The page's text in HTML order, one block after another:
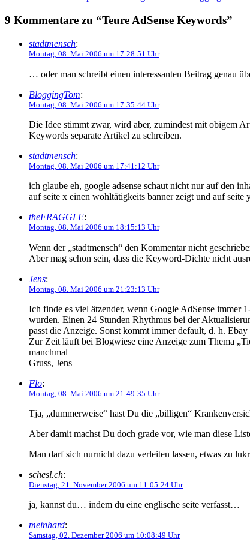
9 Kommentare zu “Teure AdSense Keywords”
stadtmensch:
Montag, 08. Mai 2006 um 17:28:51 Uhr
… oder man schreibt einen interessanten Beitrag genau
BloggingTom:
Montag, 08. Mai 2006 um 17:35:44 Uhr
Die Idee stimmt zwar, wird aber, zumindest mit obigem
Keywords separate Artikel zu schreiben.
stadtmensch:
Montag, 08. Mai 2006 um 17:41:12 Uhr
ich glaube eh, google adsense schaut nicht nur auf den
auf seite x einen wohltätigkeits banner zeigt und auf seite
theFRAGGLE:
Montag, 08. Mai 2006 um 18:15:13 Uhr
Wenn der „stadtmensch“ den Kommentar nicht
Aber mag schon sein, dass die Keyword-Dichte nicht
Jens:
Montag, 08. Mai 2006 um 21:23:13 Uhr
Ich finde es viel ätzender, wenn Google AdSense immer
wurden. Einen 24 Stunden Rhythmus bei der
passt die Anzeige. Sonst kommt immer default, d. h. Ebay
Zur Zeit läuft bei Blogwiese eine Anzeige zum Thema
manchmal
Gruss, Jens
Flo:
Montag, 08. Mai 2006 um 21:49:35 Uhr
Tja, „dummerweise“ hast Du die „billigen“
Aber damit machst Du doch grade vor, wie man diese
Man darf sich nurnicht dazu verleiten lassen, etwas zu
schesl.ch:
Dienstag, 21. November 2006 um 11:05:24 Uhr
ja, kannst du… indem du eine englische seite verfasst…
meinhard:
Samstag, 02. Dezember 2006 um 10:08:49 Uhr